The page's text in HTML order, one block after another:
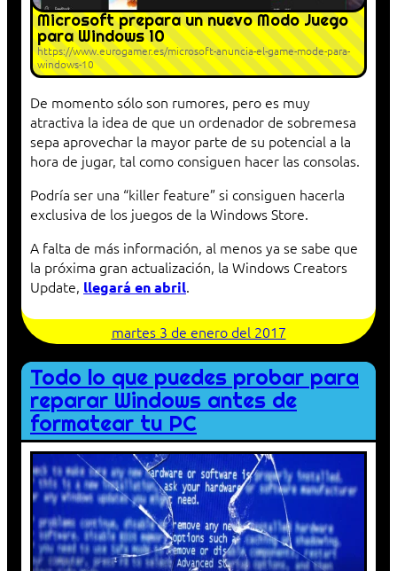
Microsoft prepara un nuevo Modo Juego
para Windows 10
https://www.eurogamer.es/microsoft-anuncia-el-game-mode-para-
windows-10
De momento sólo son rumores, pero es muy
atractiva la idea de que un ordenador de sobremesa
sepa aprovechar la mayor parte de su potencial a la
hora de jugar, tal como consiguen hacer las consolas.
Podría ser una “killer feature” si consiguen hacerla
exclusiva de los juegos de la Windows Store.
A falta de más información, al menos ya se sabe que
la próxima gran actualización, la Windows Creators
Update, llegará en abril.
martes 3 de enero del 2017
Todo lo que puedes probar para
reparar Windows antes de
formatear tu PC